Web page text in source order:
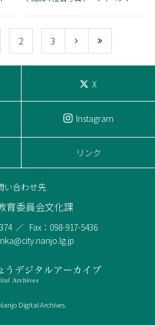
2 3
X
Instagram
リンク
い合わせ先
育委員会文化課
Fax：098-917-5436
Digital Archives.